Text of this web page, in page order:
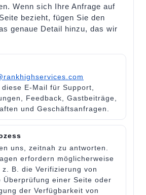
Wenn sich Ihre Anfrage auf
bezieht, fügen Sie den
genaue Detail hinzu, das wir
E-Mail für Support,
Feedback, Gastbeiträge,
und Geschäftsanfragen.
uns, zeitnah zu antworten.
erfordern möglicherweise
z. B. die Verifizierung von
Überprüfung einer Seite oder
der Verfügbarkeit von